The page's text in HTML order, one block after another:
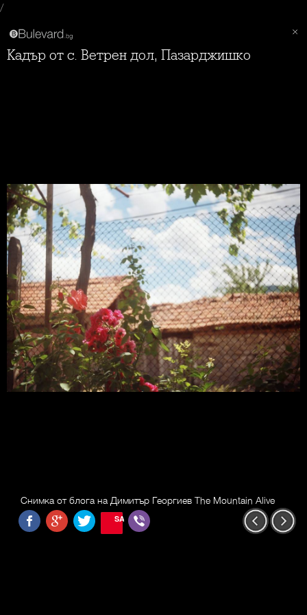
/
Кадър от с. Ветрен дол, Пазарджишко
Снимка от блога на Димитър Георгиев The Mountain Alive
SAVE